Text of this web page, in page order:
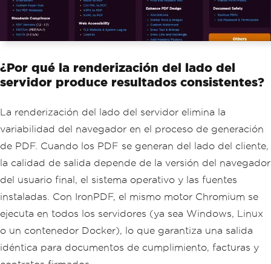
¿Por qué la renderización del lado del
servidor produce resultados consistentes?
La renderización del lado del servidor elimina la
variabilidad del navegador en el proceso de generación
de PDF. Cuando los PDF se generan del lado del cliente,
la calidad de salida depende de la versión del navegador
del usuario final, el sistema operativo y las fuentes
instaladas. Con IronPDF, el mismo motor Chromium se
ejecuta en todos los servidores (ya sea Windows, Linux
o un contenedor Docker), lo que garantiza una salida
idéntica para documentos de cumplimiento, facturas y